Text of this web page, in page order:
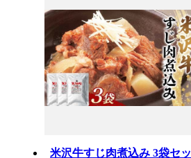
米沢牛すじ肉煮込み 3袋セッ